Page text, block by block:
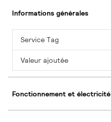
Informations générales
Service Tag
Valeur ajoutée
Fonctionnement et électricité